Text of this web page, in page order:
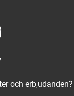
och erbjudanden?